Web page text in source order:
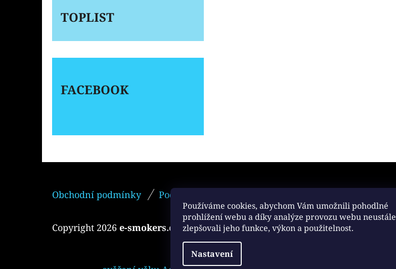
Používáme cookies, abychom Vám umožnili pohodlné
prohlížení webu a díky analýze provozu webu neustále
zlepšovali jeho funkce, výkon a použitelnost.
Nastavení
TOPLIST
FACEBOOK
Obchodní podmínky
Podmínky ochrany osobních údajů
Copyright 2026 e-smokers.cz . Všechna práva vyhrazena.